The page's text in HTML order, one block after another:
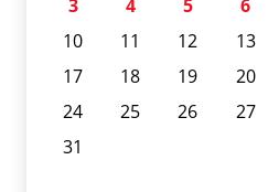
3
4 5 6
10
11 12 13
17
18 19 20
24
25 26 27
31